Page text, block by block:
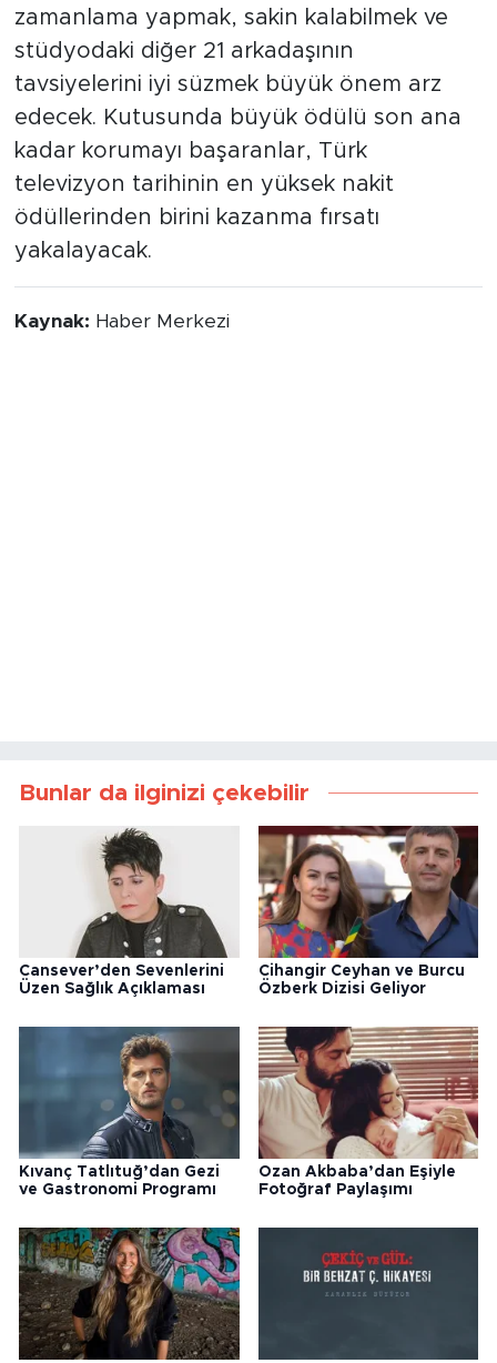
zamanlama yapmak, sakin kalabilmek ve
stüdyodaki diğer 21 arkadaşının
tavsiyelerini iyi süzmek büyük önem arz
edecek. Kutusunda büyük ödülü son ana
kadar korumayı başaranlar, Türk
televizyon tarihinin en yüksek nakit
ödüllerinden birini kazanma fırsatı
yakalayacak.
Kaynak: Haber Merkezi
Bunlar da ilginizi çekebilir
Cansever’den Sevenlerini
Üzen Sağlık Açıklaması
Cihangir Ceyhan ve Burcu
Özberk Dizisi Geliyor
Kıvanç Tatlıtuğ’dan Gezi
ve Gastronomi Programı
Ozan Akbaba’dan Eşiyle
Fotoğraf Paylaşımı